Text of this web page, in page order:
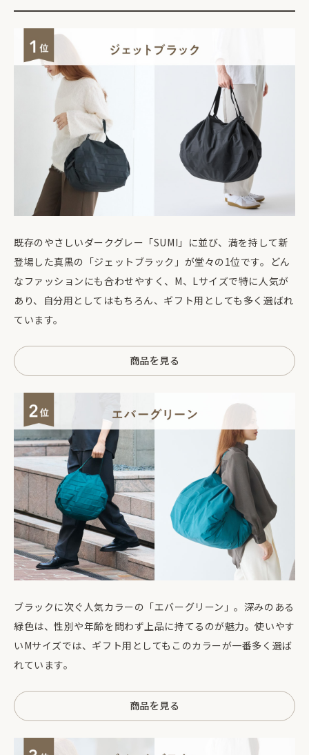
既存のやさしいダークグレー「SUMI」に並び、満を持して新
登場した真黒の「ジェットブラック」が堂々の1位です。どん
なファッションにも合わせやすく、M、Lサイズで特に人気が
あり、自分用としてはもちろん、ギフト用としても多く選ばれ
ています。
商品を見る
ブラックに次ぐ人気カラーの「エバーグリーン」。深みのある
緑色は、性別や年齢を問わず上品に持てるのが魅力。使いやす
いMサイズでは、ギフト用としてもこのカラーが一番多く選ば
れています。
商品を見る